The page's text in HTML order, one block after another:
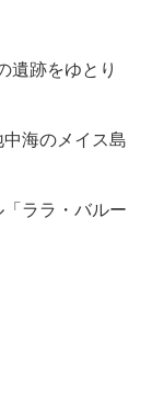
遺跡をゆとり
海のメイス島
ララ・バルー